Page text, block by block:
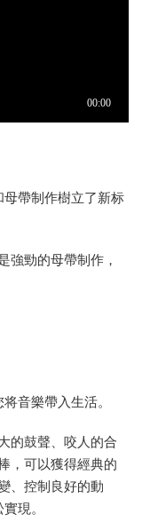
帶制作樹立了新标
強勁的母帶制作，
音樂帶入生活。
的鼓聲、咬人的合
，可以獲得經典的
、控制良好的動
現。